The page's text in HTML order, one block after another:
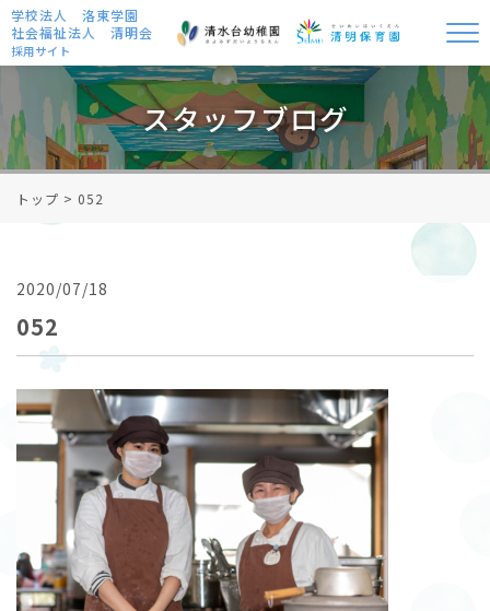
学校法人 洛東学園
社会福祉法人 清明会
採用サイト
スタッフブログ
トップ > 052
2020/07/18
052